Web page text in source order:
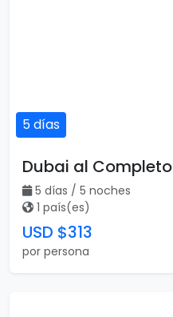
5 días
Dubai al Completo
5 días / 5 noches
1 país(es)
USD $313
por persona